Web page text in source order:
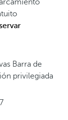
Barra de
privilegiada